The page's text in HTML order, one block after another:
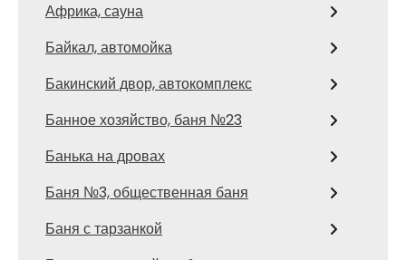
Африка, сауна
Байкал, автомойка
Бакинский двор, автокомплекс
Банное хозяйство, баня №23
Банька на дровах
Баня №3, общественная баня
Баня с тарзанкой